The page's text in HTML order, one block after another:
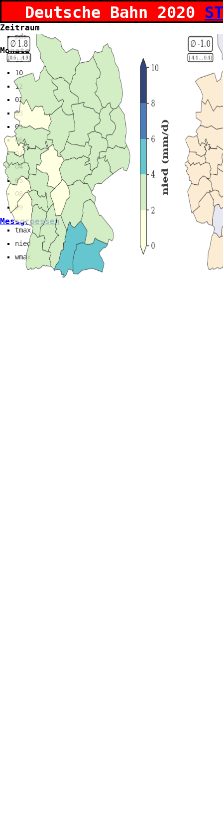
Deutsche Bahn 2020
Zeitraum
pds
Monate
11
10
12
02
03
01
06
07
04
05
08
09
Messgroessen
tmax
nied
wmax